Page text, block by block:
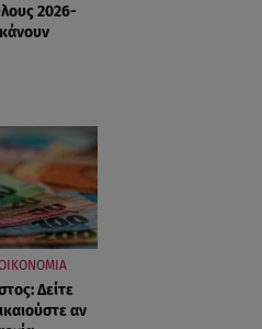
2026-
Δείτε
αν